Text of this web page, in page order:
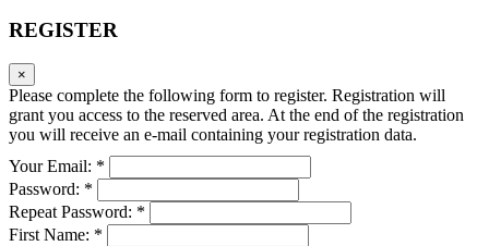
REGISTER
×
Please complete the following form to register. Registration will
grant you access to the reserved area. At the end of the registration
you will receive an e-mail containing your registration data.
Your Email: *
Password: *
Repeat Password: *
First Name: *